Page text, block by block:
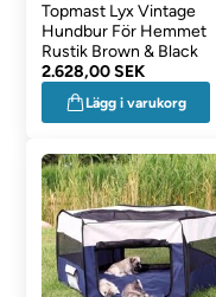
Topmast Lyx Vintage
Hundbur För Hemmet
Rustik Brown & Black
2.628,00 SEK
Lägg i varukorg